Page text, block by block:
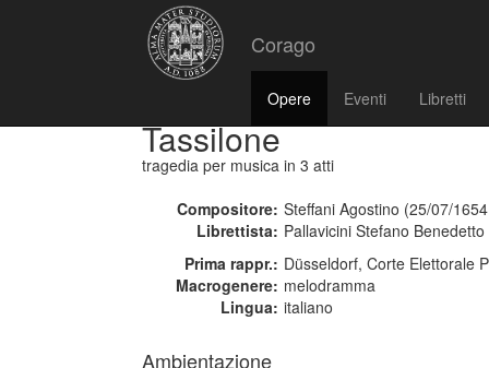
Corago
Opere Eventi Libretti
Tassilone
tragedia per musica in 3 atti
Compositore: Steffani Agostino (25/07/
Librettista: Pallavicini Stefano
Prima rappr.: Düsseldorf, Corte Elettorale
Macrogenere: melodramma
Lingua: italiano
Ambientazione